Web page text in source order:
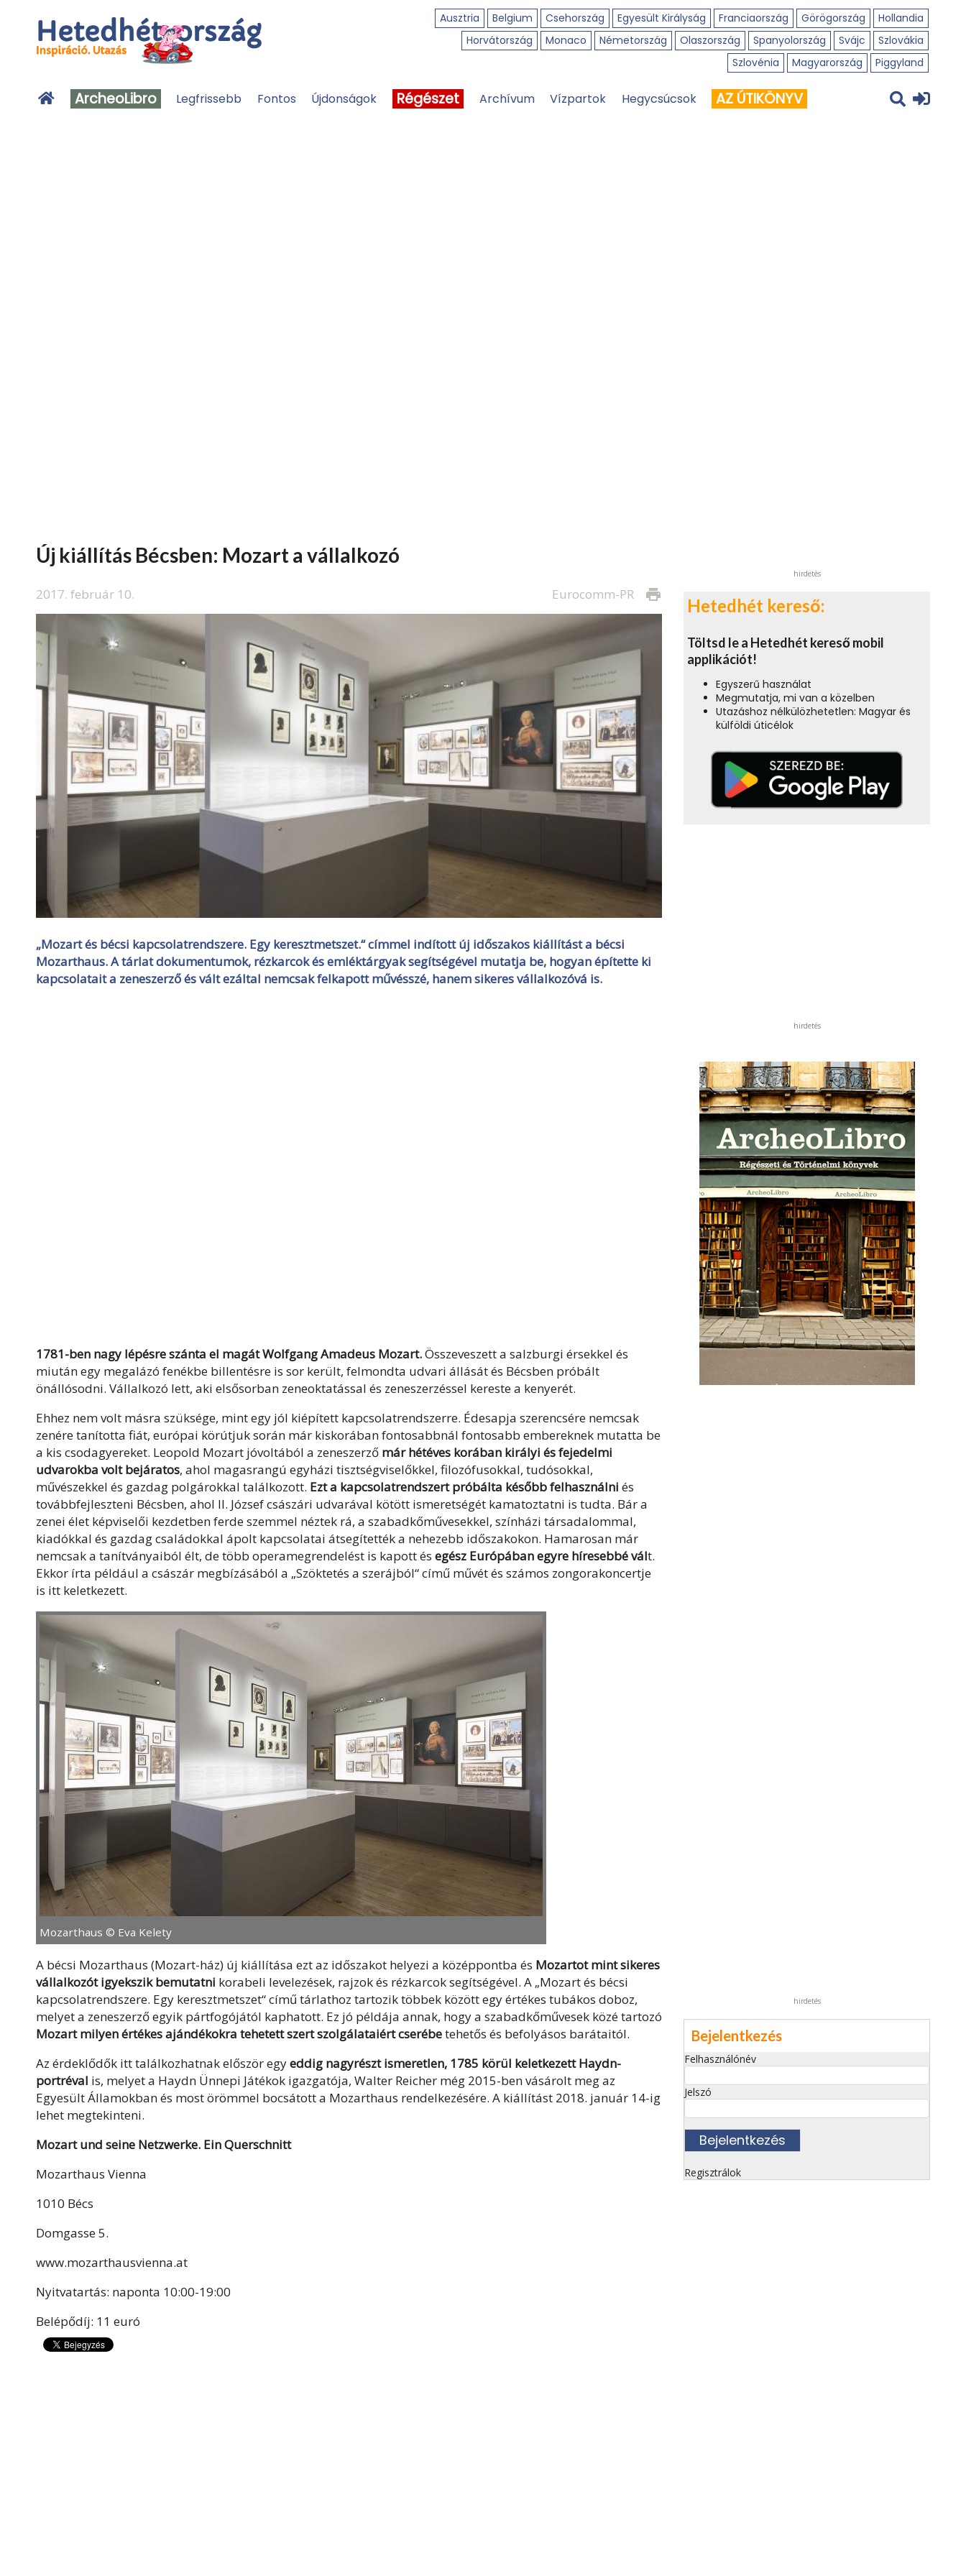
Ausztria Belgium Csehország Egyesült Királyság Franciaország Görögország
Hollandia
Horvátország
Monaco Németország Olaszország Spanyolország Svájc
Szlovákia
Szlovénia
Magyarország Piggyland
ArcheoLibro Legfrissebb Fontos Újdonságok Régészet Archívum Vízpartok Hegycsúcsok AZ ÚTIKÖNYV
Új kiállítás Bécsben: Mozart a vállalkozó
2017. február 10. print
Eurocomm-PR
„Mozart és bécsi kapcsolatrendszere. Egy keresztmetszet.“ címmel indított új időszakos kiállítást a bécsi
Mozarthaus. A tárlat dokumentumok, rézkarcok és emléktárgyak segítségével mutatja be, hogyan építette ki
kapcsolatait a zeneszerző és vált ezáltal nemcsak felkapott művésszé, hanem sikeres vállalkozóvá is.
1781-ben nagy lépésre szánta el magát Wolfgang Amadeus Mozart.Összeveszett a salzburgi érsekkel és
miután egy megalázó fenékbe billentésre is sor került, felmondta udvari állását és Bécsben próbált
önállósodni. Vállalkozó lett, aki elsősorban zeneoktatással és zeneszerzéssel kereste a kenyerét.
Ehhez nem volt másra szüksége, mint egy jól kiépített kapcsolatrendszerre. Édesapja szerencsére nemcsak
zenére tanította fiát, európai körútjuk során már kiskorában fontosabbnál fontosabb embereknek mutatta be
a kis csodagyereket. Leopold Mozart jóvoltából a zeneszerző már hétéves korában királyi és fejedelmi
udvarokba volt bejáratos, ahol magasrangú egyházi tisztségviselőkkel, filozófusokkal, tudósokkal,
művészekkel és gazdag polgárokkal találkozott. Ezt a kapcsolatrendszert próbálta később felhasználni és
továbbfejleszteni Bécsben, ahol II. József császári udvarával kötött ismeretségét kamatoztatni is tudta. Bár a
zenei élet képviselői kezdetben ferde szemmel néztek rá, a szabadkőművesekkel, színházi társadalommal,
kiadókkal és gazdag családokkal ápolt kapcsolatai átsegítették a nehezebb időszakokon. Hamarosan már
nemcsak a tanítványaiból élt, de több operamegrendelést is kapott és egész Európában egyre híresebbé vált.
Ekkor írta például a császár megbízásából a „Szöktetés a szerájból“ című művét és számos zongorakoncertje
is itt keletkezett.
Mozarthaus © Eva Kelety
A bécsi Mozarthaus (Mozart-ház) új kiállítása ezt az időszakot helyezi a középpontba és Mozartot mint sikeres
vállalkozót igyekszik bemutatni korabeli levelezések, rajzok és rézkarcok segítségével. A „Mozart és bécsi
kapcsolatrendszere. Egy keresztmetszet“ című tárlathoz tartozik többek között egy értékes tubákos doboz,
melyet a zeneszerző egyik pártfogójától kaphatott. Ez jó példája annak, hogy a szabadkőművesek közé tartozó
Mozart milyen értékes ajándékokra tehetett szert szolgálataiért cserébetehetős és befolyásos barátaitól.
Az érdeklődők itt találkozhatnak először egyeddig nagyrészt ismeretlen, 1785 körül keletkezett Haydn-
portréval is, melyet a Haydn Ünnepi Játékok igazgatója, Walter Reicher még 2015-ben vásárolt meg az
Egyesült Államokban és most örömmel bocsátott a Mozarthaus rendelkezésére. A kiállítást 2018. január 14-ig
lehet megtekinteni.
Mozart und seine Netzwerke. Ein Querschnitt
Mozarthaus Vienna
1010 Bécs
Domgasse 5.
www.mozarthausvienna.at
Nyitvatartás: naponta 10:00-19:00
Belépődíj: 11 euró
hirdetés
Hetedhét kereső:
Töltsd le a Hetedhét kereső mobil
applikációt!
Egyszerű használat
Megmutatja, mi van a közelben
Utazáshoz nélkülözhetetlen: Magyar és
külföldi úticélok
hirdetés
hirdetés
Bejelentkezés
Felhasználónév
Jelszó
Regisztrálok